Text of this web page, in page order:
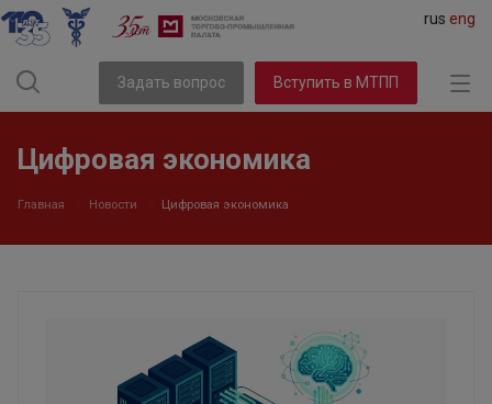
rus eng
Задать вопрос Вступить в МТПП
Цифровая экономика
Главная Новости Цифровая экономика